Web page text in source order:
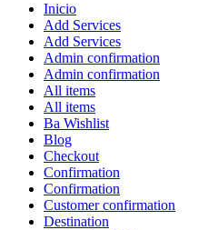
Inicio
Add Services
Add Services
Admin confirmation
Admin confirmation
All items
All items
Ba Wishlist
Blog
Checkout
Confirmation
Confirmation
Customer confirmation
Destination